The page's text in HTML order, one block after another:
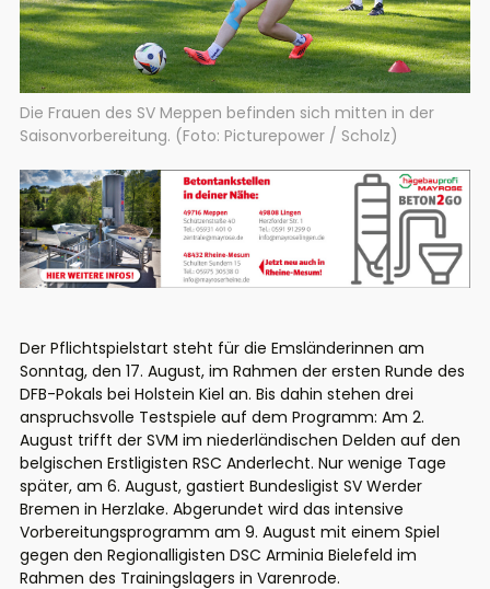
Die Frauen des SV Meppen befinden sich mitten in der
Saisonvorbereitung. (Foto: Picturepower / Scholz)
Der Pflichtspielstart steht für die Emsländerinnen am
Sonntag, den 17. August, im Rahmen der ersten Runde des
DFB-Pokals bei Holstein Kiel an. Bis dahin stehen drei
anspruchsvolle Testspiele auf dem Programm: Am 2.
August trifft der SVM im niederländischen Delden auf den
belgischen Erstligisten RSC Anderlecht. Nur wenige Tage
später, am 6. August, gastiert Bundesligist SV Werder
Bremen in Herzlake. Abgerundet wird das intensive
Vorbereitungsprogramm am 9. August mit einem Spiel
gegen den Regionalligisten DSC Arminia Bielefeld im
Rahmen des Trainingslagers in Varenrode.